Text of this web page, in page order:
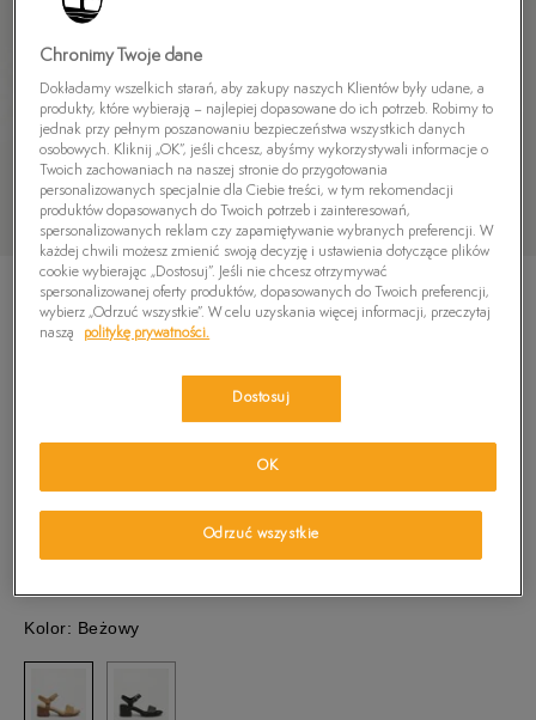
TIMBERLAND LAGUNA SHORE BACKSTRAP
(cena początkowa)
419,99 zł -17% (najniższa cena od momentu wprowadzenia produktu)
Kolor: Beżowy
Chronimy Twoje dane
Dokładamy wszelkich starań, aby zakupy naszych Klientów były udane, a
produkty, które wybierają – najlepiej dopasowane do ich potrzeb. Robimy to
jednak przy pełnym poszanowaniu bezpieczeństwa wszystkich danych
osobowych. Kliknij „OK”, jeśli chcesz, abyśmy wykorzystywali informacje o
Twoich zachowaniach na naszej stronie do przygotowania
personalizowanych specjalnie dla Ciebie treści, w tym rekomendacji
produktów dopasowanych do Twoich potrzeb i zainteresowań,
spersonalizowanych reklam czy zapamiętywanie wybranych preferencji. W
każdej chwili możesz zmienić swoją decyzję i ustawienia dotyczące plików
cookie wybierając „Dostosuj”. Jeśli nie chcesz otrzymywać
spersonalizowanej oferty produktów, dopasowanych do Twoich preferencji,
wybierz „Odrzuć wszystkie”. W celu uzyskania więcej informacji, przeczytaj
naszą
politykę prywatności.
Dostosuj
Odrzuć wszystkie
OK